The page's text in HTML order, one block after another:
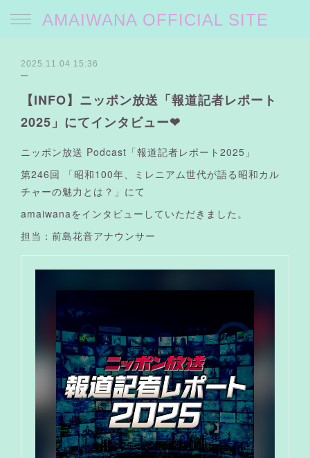
AMAIWANA OFFICIAL SITE
2025.11.04 15:36
【INFO】ニッポン放送「報道記者レポート
2025」にてインタビュー❤︎
ニッポン放送 Podcast「報道記者レポート2025」
第246回 「昭和100年、ミレニアム世代が語る昭和カル
チャーの魅力とは？」にて
amaiwanaをインタビューしていただきました。
担当：前島花音アナウンサー